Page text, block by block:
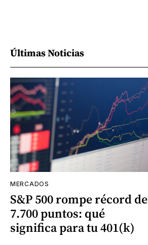
Últimas Noticias
MERCADOS
S&P 500 rompe récord de
7.700 puntos: qué
significa para tu 401(k)